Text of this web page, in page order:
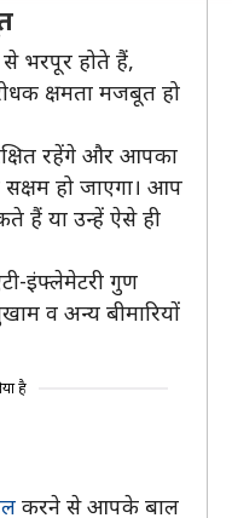
से भरपूर होते हैं,
क्षमता मजबूत हो
रहेंगे और आपका
हो जाएगा। आप
हैं या उन्हें ऐसे ही
इंफ्लेमेटरी गुण
व अन्य बीमारियों
है
करने से आपके बाल